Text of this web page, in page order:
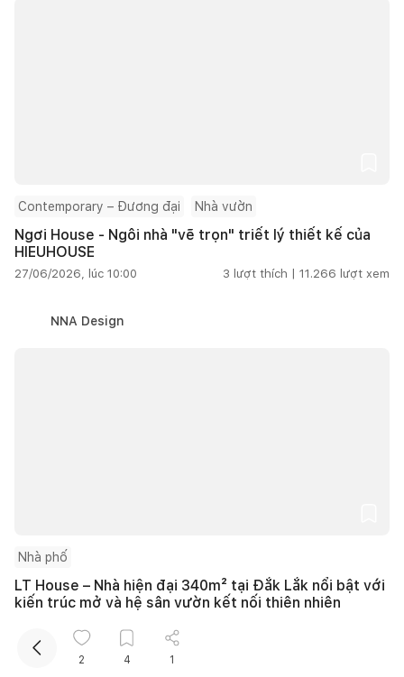
Contemporary – Đương đại Nhà vườn
Ngơi House - Ngôi nhà "vẽ trọn" triết lý thiết kế của
HIEUHOUSE
27/06/2026, lúc 10:00 3 lượt thích | 11.266 lượt xem
NNA Design
Nhà phố
LT House – Nhà hiện đại 340m² tại Đắk Lắk nổi bật với
kiến trúc mở và hệ sân vườn kết nối thiên nhiên
3A Signature
2 4 1